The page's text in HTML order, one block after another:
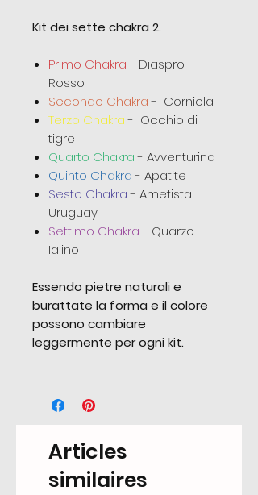
Kit dei sette chakra 2.
Primo Chakra- Diaspro
Rosso
Secondo Chakra- Corniola
Terzo Chakra- Occhio di
tigre
Quarto Chakra- Avventurina
Quinto Chakra- Apatite
Sesto Chakra- Ametista
Uruguay
Settimo Chakra- Quarzo
Ialino
Essendo pietre naturali e
burattate la forma e il colore
possono cambiare
leggermente per ogni kit.
Articles
similaires